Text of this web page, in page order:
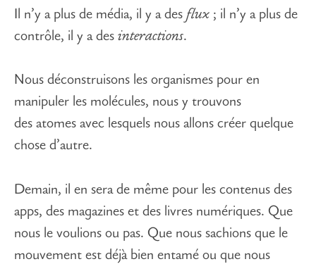
Il n’y a plus de média, il y a des flux ; il n’y a plus de
contrôle, il y a des interactions.
Nous déconstruisons les organismes pour en
manipuler les molécules, nous y trouvons
des atomes avec lesquels nous allons créer quelque
chose d’autre.
Demain, il en sera de même pour les contenus des
apps, des magazines et des livres numériques. Que
nous le voulions ou pas. Que nous sachions que le
mouvement est déjà bien entamé ou que nous